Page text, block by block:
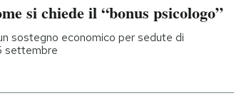
si chiede il “bonus psicologo”
sostegno economico per sedute di
settembre